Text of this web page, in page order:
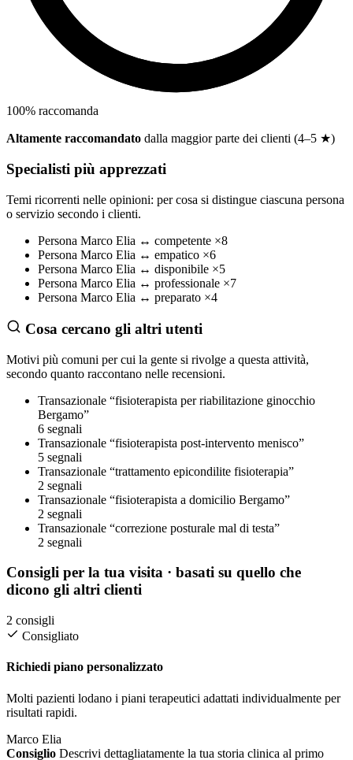
100% raccomanda
Altamente raccomandato dalla maggior parte dei clienti (4–5 ★)
Specialisti più apprezzati
Temi ricorrenti nelle opinioni: per cosa si distingue ciascuna persona
o servizio secondo i clienti.
Persona Marco Elia ↔ competente ×8
Persona Marco Elia ↔ empatico ×6
Persona Marco Elia ↔ disponibile ×5
Persona Marco Elia ↔ professionale ×7
Persona Marco Elia ↔ preparato ×4
Cosa cercano gli altri utenti
Motivi più comuni per cui la gente si rivolge a questa attività,
secondo quanto raccontano nelle recensioni.
Transazionale “fisioterapista per riabilitazione ginocchio
Bergamo”
6 segnali
Transazionale “fisioterapista post-intervento menisco”
5 segnali
Transazionale “trattamento epicondilite fisioterapia”
2 segnali
Transazionale “fisioterapista a domicilio Bergamo”
2 segnali
Transazionale “correzione posturale mal di testa”
2 segnali
Consigli per la tua visita · basati su quello che
dicono gli altri clienti
2 consigli
Consigliato
Richiedi piano personalizzato
Molti pazienti lodano i piani terapeutici adattati individualmente per
risultati rapidi.
Marco Elia
Consiglio Descrivi dettagliatamente la tua storia clinica al primo